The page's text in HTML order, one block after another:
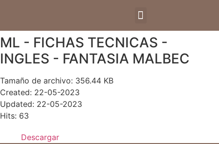
ML - FICHAS TECNICAS -
INGLES - FANTASIA MALBEC
Tamaño de archivo: 356.44 KB
Created: 22-05-2023
Updated: 22-05-2023
Hits: 63
Descargar